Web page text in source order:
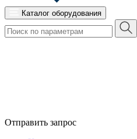
Каталог оборудования
Отправить запрос